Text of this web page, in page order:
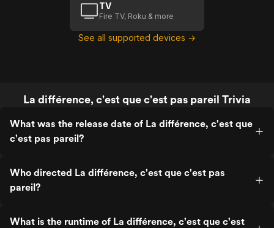
TV
Fire TV, Roku & more
See all supported devices →
La différence, c'est que c'est pas pareil Trivia
What was the release date of La différence, c'est que
c'est pas pareil?
Who directed La différence, c'est que c'est pas
pareil?
What is the runtime of La différence, c'est que c'est